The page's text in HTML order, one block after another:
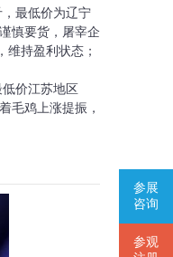
参展
咨询
参观
最低价为辽宁
慎要货，屠宰企
持盈利状态；
价江苏地区
毛鸡上涨提振，